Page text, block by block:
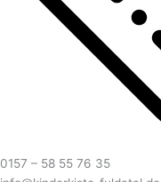
0157 – 58 55 76 35